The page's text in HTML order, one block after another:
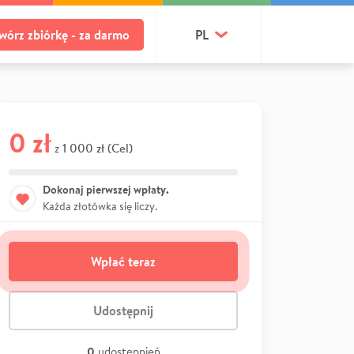
zbiórkę - za darmo PL
0 zł z 1 000 zł (Cel)
Dokonaj pierwszej wpłaty.
Każda złotówka się liczy.
Wpłać teraz
Udostępnij